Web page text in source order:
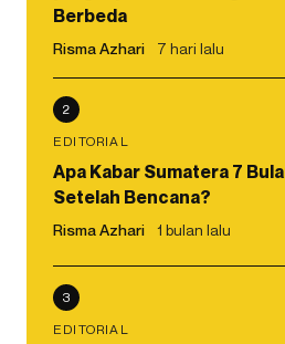
Berbeda
Risma Azhari 7 hari lalu
2
EDITORIAL
Apa Kabar Sumatera 7
Setelah Bencana?
Risma Azhari 1 bulan lalu
3
EDITORIAL